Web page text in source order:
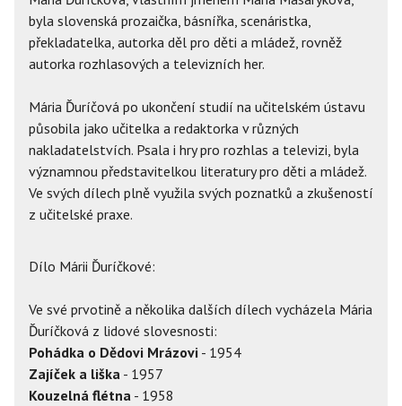
byla slovenská prozaička, básnířka, scenáristka,
překladatelka, autorka děl pro děti a mládež, rovněž
autorka rozhlasových a televizních her.
Mária Ďuríčová po ukončení studií na učitelském ústavu
působila jako učitelka a redaktorka v různých
nakladatelstvích. Psala i hry pro rozhlas a televizi, byla
významnou představitelkou literatury pro děti a mládež.
Ve svých dílech plně využila svých poznatků a zkušeností
z učitelské praxe.
Dílo Márii Ďuríčkové:
Ve své prvotině a několika dalších dílech vycházela Mária
Ďuríčková z lidové slovesnosti:
Pohádka o Dědovi Mrázovi - 1954
Zajíček a liška - 1957
Kouzelná flétna - 1958